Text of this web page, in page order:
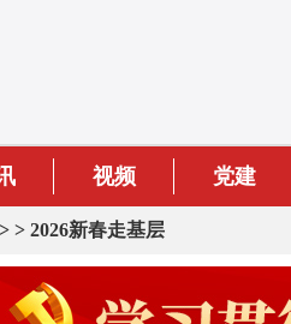
视频 党建
> 2026新春走基层